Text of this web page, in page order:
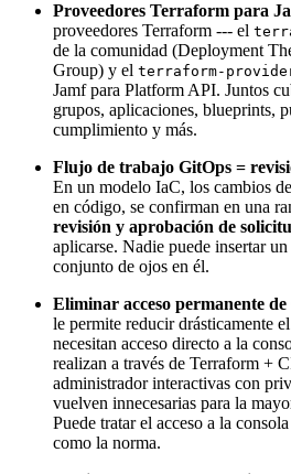
Proveedores Terraform para
proveedores Terraform --- el
de la comunidad (Deployment
Group) y el terraform-
Jamf para Platform API. Juntos
grupos, aplicaciones, blueprints,
cumplimiento y más.
Flujo de trabajo GitOps =
En un modelo IaC, los cambios
en código, se confirman en una
revisión y aprobación de
aplicarse. Nadie puede insertar
conjunto de ojos en él.
Eliminar acceso permanente
le permite reducir drásticamente
necesitan acceso directo a la
realizan a través de Terraform +
administrador interactivas con
vuelven innecesarias para la
Puede tratar el acceso a la
como la norma.